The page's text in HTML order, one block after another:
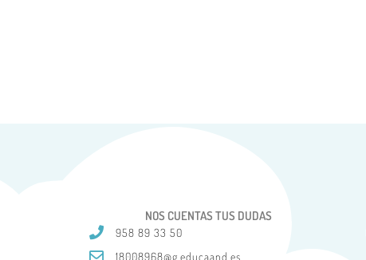
NOS CUENTAS TUS DUDAS
958 89 33 50
18008968@g.educaand.es